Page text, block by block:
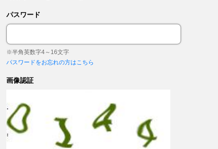
パスワード
※半角英数字4～16文字
パスワードをお忘れの方はこちら
画像認証